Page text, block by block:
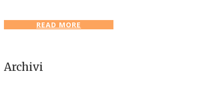
READ MORE
Archivi